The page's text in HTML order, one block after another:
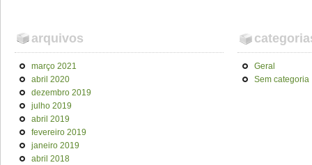
arquivos
março 2021
abril 2020
dezembro 2019
julho 2019
abril 2019
fevereiro 2019
janeiro 2019
abril 2018
Geral
Sem categoria